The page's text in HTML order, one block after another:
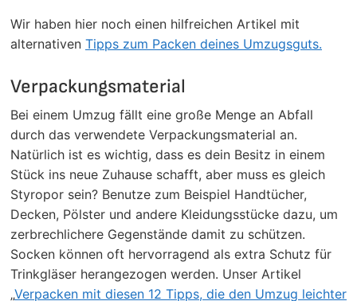
Wir haben hier noch einen hilfreichen Artikel mit
alternativen Tipps zum Packen deines Umzugsguts.
Verpackungsmaterial
Bei einem Umzug fällt eine große Menge an Abfall
durch das verwendete Verpackungsmaterial an.
Natürlich ist es wichtig, dass es dein Besitz in einem
Stück ins neue Zuhause schafft, aber muss es gleich
Styropor sein? Benutze zum Beispiel Handtücher,
Decken, Pölster und andere Kleidungsstücke dazu, um
zerbrechlichere Gegenstände damit zu schützen.
Socken können oft hervorragend als extra Schutz für
Trinkgläser herangezogen werden. Unser Artikel
„Verpacken mit diesen 12 Tipps, die den Umzug leichter